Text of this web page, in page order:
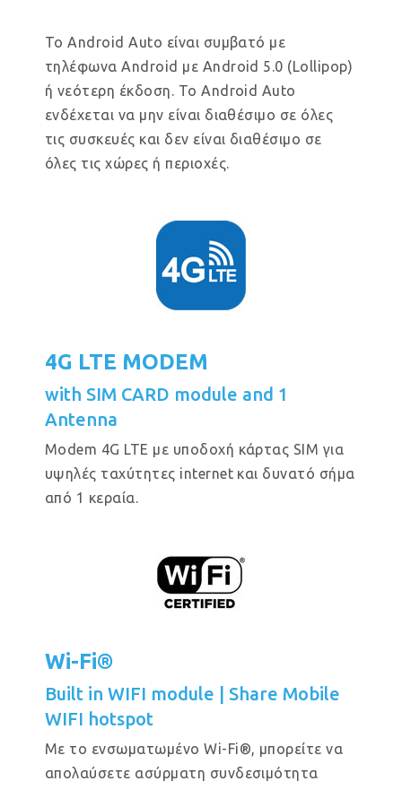
Το Android Auto είναι συμβατό με
τηλέφωνα Android με Android 5.0 (Lollipop)
ή νεότερη έκδοση. Το Android Auto
ενδέχεται να μην είναι διαθέσιμο σε όλες
τις συσκευές και δεν είναι διαθέσιμο σε
όλες τις χώρες ή περιοχές.
4G LTE MODEM
with SIM CARD module and 1
Antenna
Modem 4G LTE με υποδοχή κάρτας SIM για
υψηλές ταχύτητες internet και δυνατό σήμα
από 1 κεραία.
Wi-Fi®
Built in WIFI module | Share Mobile
WIFI hotspot
Με το ενσωματωμένο Wi-Fi®, μπορείτε να
απολαύσετε ασύρματη συνδεσιμότητα